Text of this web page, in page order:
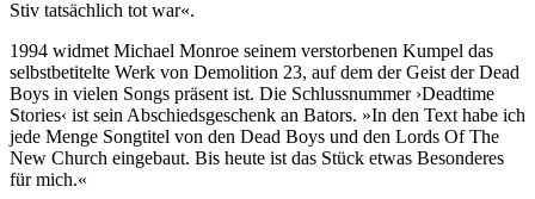
Stiv tatsächlich tot war«.
1994 widmet Michael Monroe seinem verstorbenen Kumpel das
selbstbetitelte Werk von Demolition 23, auf dem der Geist der Dead
Boys in vielen Songs präsent ist. Die Schlussnummer ›Deadtime
Stories‹ ist sein Abschiedsgeschenk an Bators. »In den Text habe ich
jede Menge Songtitel von den Dead Boys und den Lords Of The
New Church eingebaut. Bis heute ist das Stück etwas Besonderes
für mich.«